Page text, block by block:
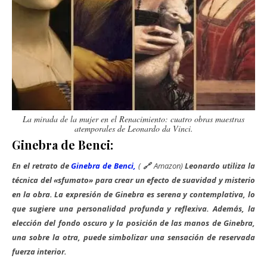
La mirada de la mujer en el Renacimiento: cuatro obras maestras
atemporales de Leonardo da Vinci.
Ginebra de Benci:
En el retrato deGinebra de Benci, (🔗 Amazon)Leonardo utiliza la
técnica del «sfumato» para crear un efecto de suavidad y misterio
en la obra. La expresión de Ginebra es serena y contemplativa, lo
que sugiere una personalidad profunda y reflexiva. Además, la
elección del fondo oscuro y la posición de las manos de Ginebra,
una sobre la otra, puede simbolizar una sensación de reservada
fuerza interior.